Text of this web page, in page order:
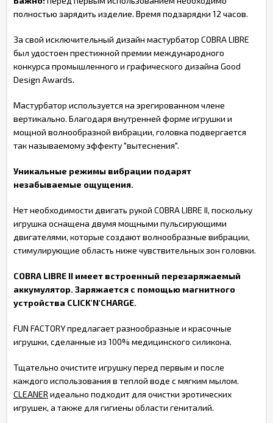
полностью зарядить изделие. Время подзарядки 12 часов.
За свой исключительный дизайн мастурбатор COBRA LIBRE
был удостоен престижной премии международного
конкурса промышленного и графического дизайна Good
Design Awards.
Мастурбатор используется на эрегированном члене
вертикально. Благодаря внутренней форме игрушки и
мощной волнообразной вибрации, головка подвергается
так называемому эффекту "вытеснения".
Уникальные режимы вибрации подарят
незабываемые ощущения.
Нет необходимости двигать рукой COBRA LIBRE II, поскольку
игрушка оснащена двумя мощными пульсирующими
двигателями, которые создают волнообразные вибрации,
стимулирующие область ниже чувствительных зон головки.
COBRA LIBRE II имеет встроенный перезаряжаемый
аккумулятор. Заряжается с помощью магнитного
устройства CLICK'N'CHARGE.
FUN FACTORY предлагает разнообразные и красочные
игрушки, сделанные из 100% медицинского силикона.
Тщательно очистите игрушку перед первым и после
каждого использования в теплой воде с мягким мылом.
CLEANER идеально подходит для очистки эротических
игрушек, а также для гигиены области гениталий.